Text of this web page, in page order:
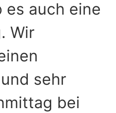
es auch eine
Wir
sehr
bei